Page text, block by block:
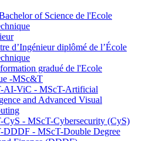
of Science de l'Ecole
d’Ingénieur diplômé de l’École
gradué de l'Ecole
-MSc&T
AI-ViC - MScT-Artificial
and Advanced Visual
CyS - MScT-Cybersecurity (CyS)
DDDF - MScT-Double Degree